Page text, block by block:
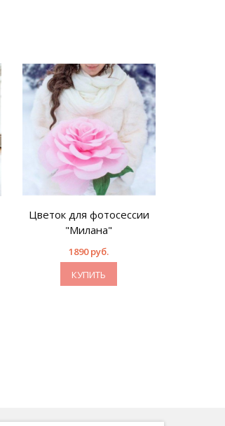
Цветок для фотосессии
"Милана"
1890 руб.
КУПИТЬ